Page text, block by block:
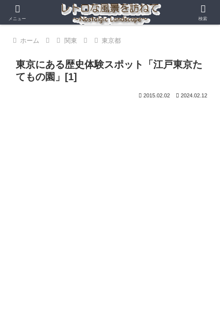
ホーム 関東 東京都
東京にある歴史体験スポット「江戸東京た
てもの園」[1]
2015.02.02 2024.02.12
メニュー 検索